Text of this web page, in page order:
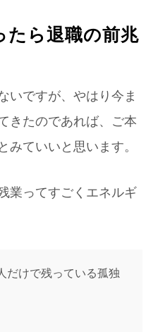
たら退職の前兆
いですが、やはり今ま
きたのであれば、ご本
みていいと思います。
業ってすごくエネルギ
だけで残っている孤独